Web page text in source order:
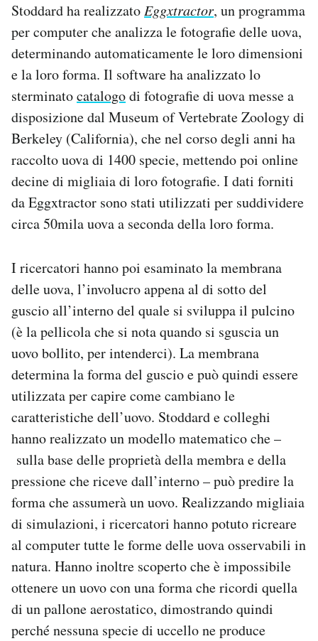
Stoddard ha realizzatoEggxtractor, un programma
per computer che analizza le fotografie delle uova,
determinando automaticamente le loro dimensioni
e la loro forma. Il software ha analizzato lo
sterminatocatalogodi fotografie di uova messe a
disposizione dal Museum of Vertebrate Zoology di
Berkeley (California), che nel corso degli anni ha
raccolto uova di 1400 specie, mettendo poi online
decine di migliaia di loro fotografie. I dati forniti
da Eggxtractor sono stati utilizzati per suddividere
circa 50mila uova a seconda della loro forma.
I ricercatori hanno poi esaminato la membrana
delle uova, l’involucro appena al di sotto del
guscio all’interno del quale si sviluppa il pulcino
(è la pellicola che si nota quando si sguscia un
uovo bollito, per intenderci). La membrana
determina la forma del guscio e può quindi essere
utilizzata per capire come cambiano le
caratteristiche dell’uovo. Stoddard e colleghi
hanno realizzato un modello matematico che –
sulla base delle proprietà della membra e della
pressione che riceve dall’interno – può predire la
forma che assumerà un uovo. Realizzando migliaia
di simulazioni, i ricercatori hanno potuto ricreare
al computer tutte le forme delle uova osservabili in
natura. Hanno inoltre scoperto che è impossibile
ottenere un uovo con una forma che ricordi quella
di un pallone aerostatico, dimostrando quindi
perché nessuna specie di uccello ne produce